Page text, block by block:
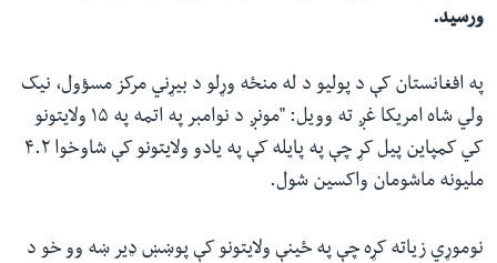
ورسید.
په افغانستان کې د پولیو د له منځه وړلو د بیړني مرکز مسؤول، نیک
ولي شاه امریکا غږ ته وویل: "مونږ د نوامبر په اتمه په ۱۵ ولایتونو
کي کمپاین پیل کړ چې په پایله کې په یادو ولایتونو کې شاوخوا ۴.۲
ملیونه ماشومان واکسین شول.
نوموړي زیاته کړه چې په ځینې ولایتونو کې پوښښ ډیر ښه وو خو د